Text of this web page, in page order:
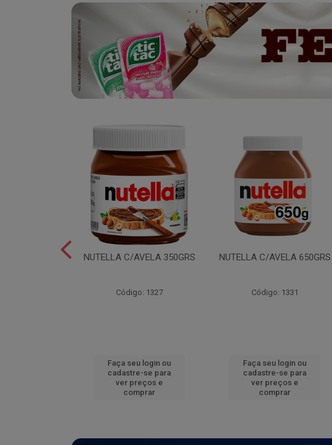
NUTELLA C/AVELA 350GRS
Código: 1327
Faça seu login ou
cadastre-se para
ver preços e
comprar
NUTELLA C/AVELA 650GRS
Código: 1331
Faça seu login ou
cadastre-se para
ver preços e
comprar